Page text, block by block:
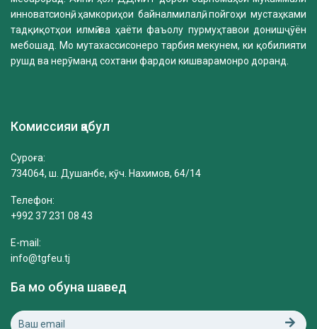
инноватсионӣ, ҳамкориҳои байналмилалӣ, пойгоҳи мустаҳками
тадқиқотҳои илмӣ ва ҳаёти фаъолу пурмуҳтавои донишҷӯён
мебошад. Мо мутахассисонеро тарбия мекунем, ки қобилияти
рушд ва нерӯманд сохтани фардои кишварамонро доранд.
Комиссияи қабул
Суроға:
734064, ш. Душанбе, кӯч. Нахимов, 64/14
Телефон:
+992 37 231 08 43
E-mail:
info@tgfeu.tj
Ба мо обуна шавед